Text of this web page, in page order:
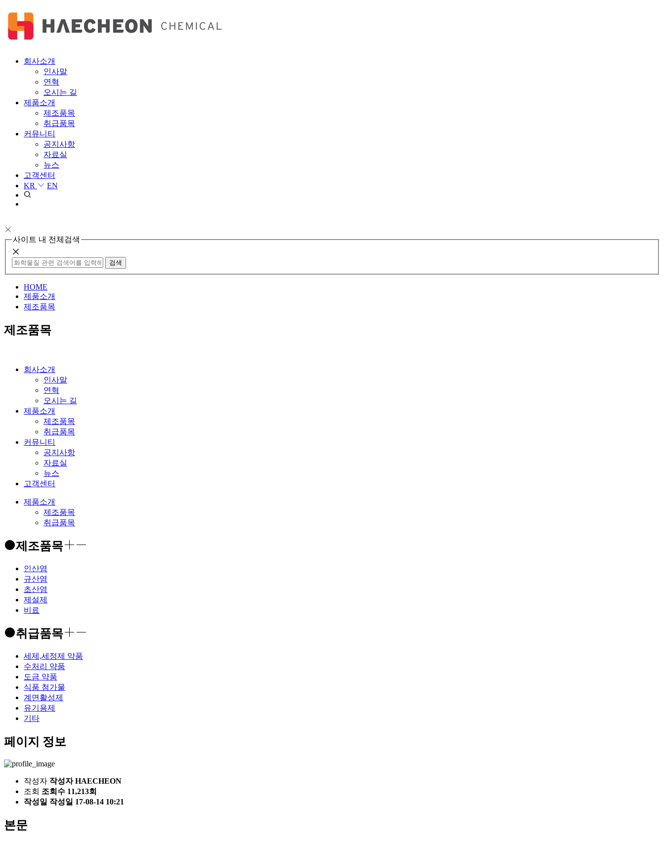
회사소개
인사말
연혁
오시는 길
제품소개
제조품목
취급품목
커뮤니티
공지사항
자료실
뉴스
고객센터
KR
EN
사이트 내 전체검색
검색
HOME
제품소개
제조품목
제조품목
회사소개
인사말
연혁
오시는 길
제품소개
제조품목
취급품목
커뮤니티
공지사항
자료실
뉴스
고객센터
제품소개
제조품목
취급품목
제조품목
인산염
규산염
초산염
제설제
비료
취급품목
세제,세정제 약품
수처리 약품
도금 약품
식품 첨가물
계면활성제
유기용제
기타
페이지 정보
작성자 작성자 HAECHEON
조회 조회수 11,213회
작성일 작성일 17-08-14 10:21
본문